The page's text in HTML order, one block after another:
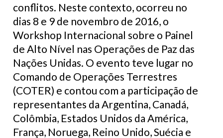
conflitos. Neste contexto, ocorreu no
dias 8 e 9 de novembro de 2016, o
Workshop Internacional sobre o Painel
de Alto Nível nas Operações de Paz das
Nações Unidas. O evento teve lugar no
Comando de Operações Terrestres
(COTER) e contou com a participação de
representantes da Argentina, Canadá,
Colômbia, Estados Unidos da América,
França, Noruega, Reino Unido, Suécia e